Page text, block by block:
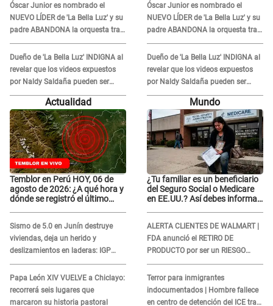
ley..."
Óscar Junior es nombrado el
NUEVO LÍDER de 'La Bella Luz' y su
padre ABANDONA la orquesta tras
caso Naldy Saldaña: "Son
errores..."
Dueño de 'La Bella Luz' INDIGNA al
revelar que los videos expuestos
por Naldy Saldaña pueden ser
EDITADOS: "Yo tengo sus dos
ley..."
Óscar Junior es nombrado el
NUEVO LÍDER de 'La Bella Luz' y su
padre ABANDONA la orquesta tras
caso Naldy Saldaña: "Son
errores..."
Dueño de 'La Bella Luz' INDIGNA al
revelar que los videos expuestos
por Naldy Saldaña pueden ser
EDITADOS: "Yo tengo sus dos
Actualidad
Temblor en Perú HOY, 06 de
agosto de 2026: ¿A qué hora y
dónde se registró el último
Sismo de 5.0 en Junín destruye
viviendas, deja un herido y
deslizamientos en laderas: IGP
alerta sobre posibles réplicas
Papa León XIV VUELVE a Chiclayo:
recorrerá seis lugares que
marcaron su historia pastoral
Mundo
¿Tu familiar es un beneficiario
del Seguro Social o Medicare
en EE.UU.? Así debes informar
ALERTA CLIENTES DE WALMART |
FDA anunció el RETIRO DE
PRODUCTO por ser un RIESGO
MORTAL para consumidores: ¿Cuál
es?
Terror para inmigrantes
indocumentados | Hombre fallece
en centro de detención del ICE tras